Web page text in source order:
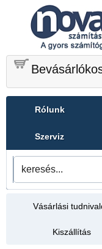
Rólunk
Szerviz
Vásárlási
Kiszállítás